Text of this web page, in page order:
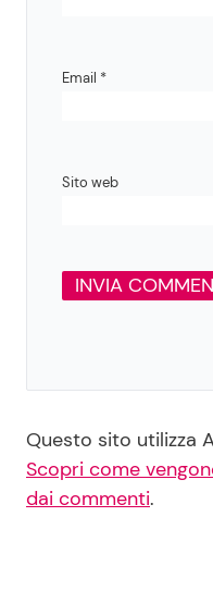
Email *
Sito web
Questo sito utilizza
Scopri come
dai commenti.